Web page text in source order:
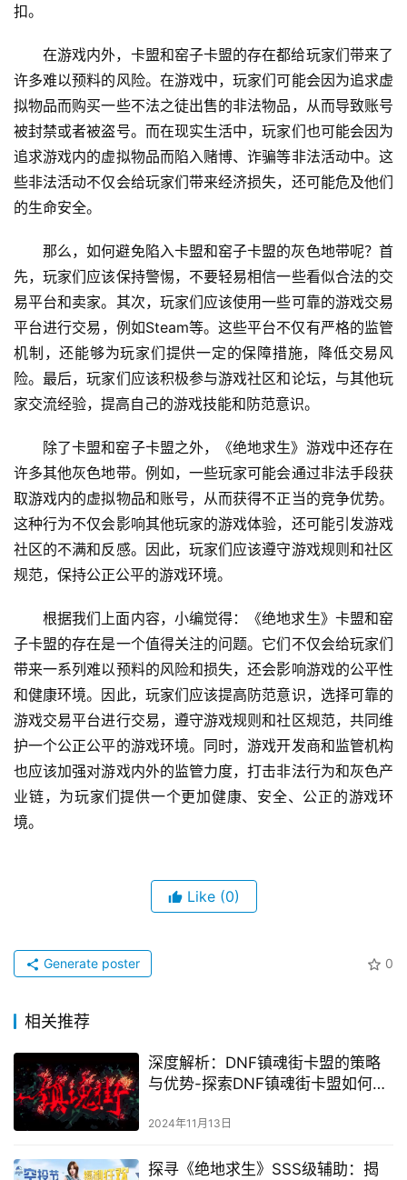
扣。
在游戏内外，卡盟和窑子卡盟的存在都给玩家们带来了
许多难以预料的风险。在游戏中，玩家们可能会因为追求虚
拟物品而购买一些不法之徒出售的非法物品，从而导致账号
被封禁或者被盗号。而在现实生活中，玩家们也可能会因为
追求游戏内的虚拟物品而陷入赌博、诈骗等非法活动中。这
些非法活动不仅会给玩家们带来经济损失，还可能危及他们
的生命安全。
那么，如何避免陷入卡盟和窑子卡盟的灰色地带呢？首
先，玩家们应该保持警惕，不要轻易相信一些看似合法的交
易平台和卖家。其次，玩家们应该使用一些可靠的游戏交易
平台进行交易，例如Steam等。这些平台不仅有严格的监管
机制，还能够为玩家们提供一定的保障措施，降低交易风
险。最后，玩家们应该积极参与游戏社区和论坛，与其他玩
家交流经验，提高自己的游戏技能和防范意识。
除了卡盟和窑子卡盟之外，《绝地求生》游戏中还存在
许多其他灰色地带。例如，一些玩家可能会通过非法手段获
取游戏内的虚拟物品和账号，从而获得不正当的竞争优势。
这种行为不仅会影响其他玩家的游戏体验，还可能引发游戏
社区的不满和反感。因此，玩家们应该遵守游戏规则和社区
规范，保持公正公平的游戏环境。
根据我们上面内容，小编觉得：《绝地求生》卡盟和窑
子卡盟的存在是一个值得关注的问题。它们不仅会给玩家们
带来一系列难以预料的风险和损失，还会影响游戏的公平性
和健康环境。因此，玩家们应该提高防范意识，选择可靠的
游戏交易平台进行交易，遵守游戏规则和社区规范，共同维
护一个公正公平的游戏环境。同时，游戏开发商和监管机构
也应该加强对游戏内外的监管力度，打击非法行为和灰色产
业链，为玩家们提供一个更加健康、安全、公正的游戏环
境。
Like (0)
0
Generate poster
相关推荐
深度解析：DNF镇魂街卡盟的策略
与优势-探索DNF镇魂街卡盟如何成
2024年11月13日
探寻《绝地求生》SSS级辅助：揭